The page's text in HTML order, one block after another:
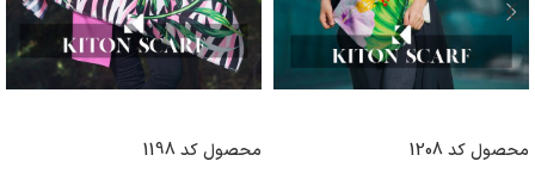
محصول کد 1208
محصول کد 1198